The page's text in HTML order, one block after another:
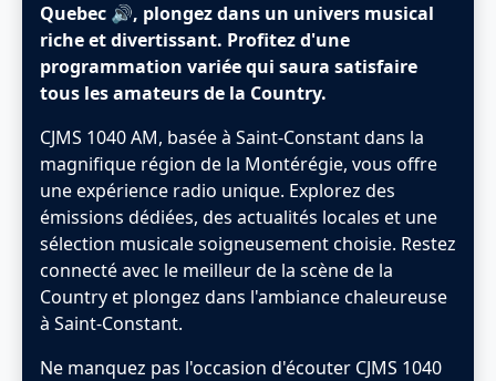
Quebec 🔊, plongez dans un univers musical
riche et divertissant. Profitez d'une
programmation variée qui saura satisfaire
tous les amateurs de la Country.
CJMS 1040 AM, basée à Saint-Constant dans la
magnifique région de la Montérégie, vous offre
une expérience radio unique. Explorez des
émissions dédiées, des actualités locales et une
sélection musicale soigneusement choisie. Restez
connecté avec le meilleur de la scène de la
Country et plongez dans l'ambiance chaleureuse
à Saint-Constant.
Ne manquez pas l'occasion d'écouter CJMS 1040